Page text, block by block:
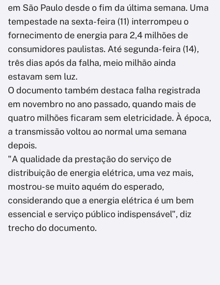
em São Paulo desde o fim da última semana. Uma
tempestade na sexta-feira (11) interrompeu o
fornecimento de energia para 2,4 milhões de
consumidores paulistas. Até segunda-feira (14),
três dias após da falha, meio milhão ainda
estavam sem luz.
O documento também destaca falha registrada
em novembro no ano passado, quando mais de
quatro milhões ficaram sem eletricidade. À época,
a transmissão voltou ao normal uma semana
depois.
"A qualidade da prestação do serviço de
distribuição de energia elétrica, uma vez mais,
mostrou-se muito aquém do esperado,
considerando que a energia elétrica é um bem
essencial e serviço público indispensável", diz
trecho do documento.